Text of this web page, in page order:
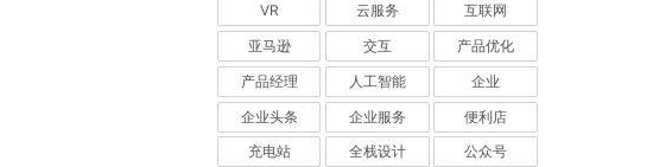
VR 云服务
互联网
亚马逊
交互
产品优化
产品经理
人工智能
企业
企业头条
企业服务
便利店
充电站
全栈设计
公众号